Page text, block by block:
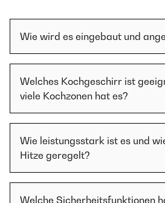
Wie wird es eingebaut und
Welches Kochgeschirr ist
viele Kochzonen hat es?
Wie leistungsstark ist es und
Hitze geregelt?
Welche Sicherheitsfunktionen